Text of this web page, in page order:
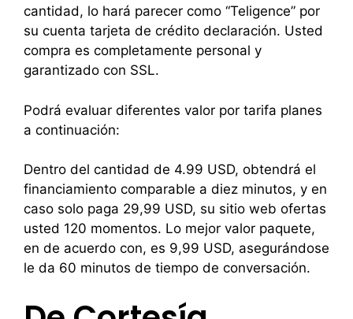
cantidad, lo hará parecer como “Teligence” por
su cuenta tarjeta de crédito declaración. Usted
compra es completamente personal y
garantizado con SSL.
Podrá evaluar diferentes valor por tarifa planes
a continuación:
Dentro del cantidad de 4.99 USD, obtendrá el
financiamiento comparable a diez minutos, y en
caso solo paga 29,99 USD, su sitio web ofertas
usted 120 momentos. Lo mejor valor paquete,
en de acuerdo con, es 9,99 USD, asegurándose
le da 60 minutos de tiempo de conversación.